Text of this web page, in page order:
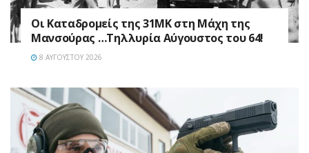
Οι Καταδρομείς της 31ΜΚ στη Mάχη της
Μανσούρας …Τηλλυρία Αύγουστος του 64!
8 ΑΥΓΟΎΣΤΟΥ 2026